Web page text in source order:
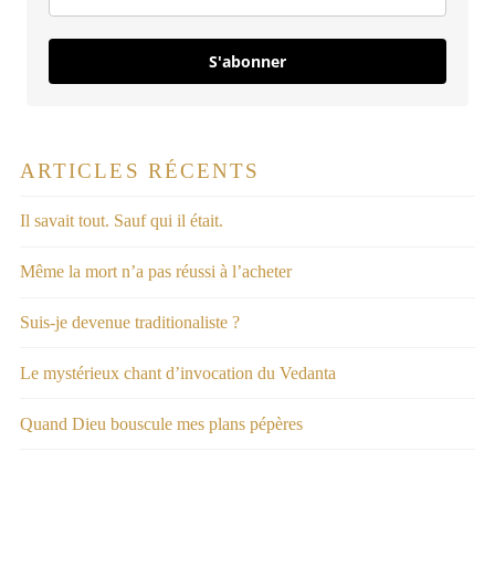
S'abonner
ARTICLES RÉCENTS
Il savait tout. Sauf qui il était.
Même la mort n’a pas réussi à l’acheter
Suis-je devenue traditionaliste ?
Le mystérieux chant d’invocation du Vedanta
Quand Dieu bouscule mes plans pépères